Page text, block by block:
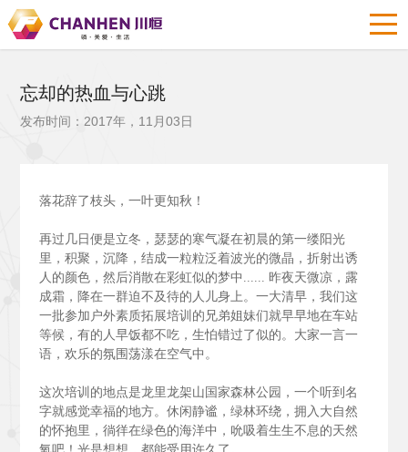
忘却的热血与心跳
发布时间：2017年，11月03日
落花辞了枝头，一叶更知秋！
再过几日便是立冬，瑟瑟的寒气凝在初晨的第一缕阳光
里，积聚，沉降，结成一粒粒泛着波光的微晶，折射出诱
人的颜色，然后消散在彩虹似的梦中...... 昨夜天微凉，露
成霜，降在一群迫不及待的人儿身上。一大清早，我们这
一批参加户外素质拓展培训的兄弟姐妹们就早早地在车站
等候，有的人早饭都不吃，生怕错过了似的。大家一言一
语，欢乐的氛围荡漾在空气中。
这次培训的地点是龙里龙架山国家森林公园，一个听到名
字就感觉幸福的地方。休闲静谧，绿林环绕，拥入大自然
的怀抱里，徜徉在绿色的海洋中，吮吸着生生不息的天然